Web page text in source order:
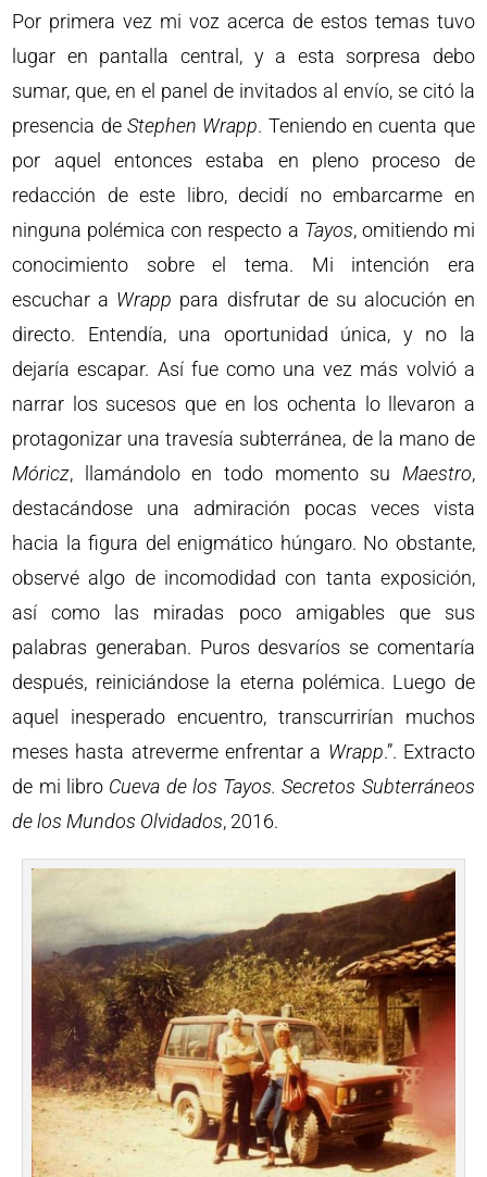
Por primera vez mi voz acerca de estos temas tuvo
lugar en pantalla central, y a esta sorpresa debo
sumar, que, en el panel de invitados al envío, se citó la
presencia de Stephen Wrapp. Teniendo en cuenta que
por aquel entonces estaba en pleno proceso de
redacción de este libro, decidí no embarcarme en
ninguna polémica con respecto a Tayos, omitiendo mi
conocimiento sobre el tema. Mi intención era
escuchar a Wrapp para disfrutar de su alocución en
directo. Entendía, una oportunidad única, y no la
dejaría escapar. Así fue como una vez más volvió a
narrar los sucesos que en los ochenta lo llevaron a
protagonizar una travesía subterránea, de la mano de
Móricz, llamándolo en todo momento su Maestro,
destacándose una admiración pocas veces vista
hacia la figura del enigmático húngaro. No obstante,
observé algo de incomodidad con tanta exposición,
así como las miradas poco amigables que sus
palabras generaban. Puros desvaríos se comentaría
después, reiniciándose la eterna polémica. Luego de
aquel inesperado encuentro, transcurrirían muchos
meses hasta atreverme enfrentar a Wrapp.”. Extracto
de mi libro Cueva de los Tayos. Secretos Subterráneos
de los Mundos Olvidados, 2016.